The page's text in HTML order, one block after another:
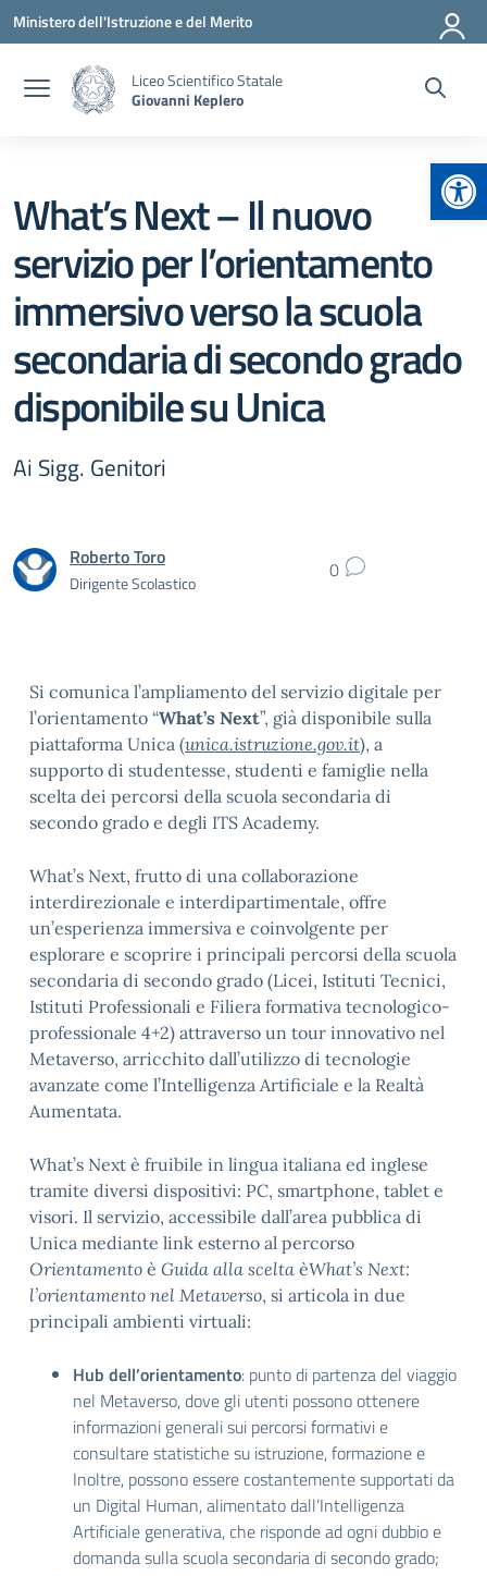
Vai ai contenuti
Vai al menu di navigazione
Vai al footer
Ministero dell'Istruzione e del Merito
Liceo Scientifico Statale
Giovanni Keplero
What’s Next – Il nuovo
servizio per l’orientamento
immersivo verso la scuola
secondaria di secondo grado
disponibile su Unica
Ai Sigg. Genitori
Roberto Toro
Dirigente Scolastico 0
Si comunica l’ampliamento del servizio digitale per
l’orientamento “What’s Next”, già disponibile sulla
piattaforma Unica (unica.istruzione.gov.it), a
supporto di studentesse, studenti e famiglie nella
scelta dei percorsi della scuola secondaria di
secondo grado e degli ITS Academy.
What’s Next, frutto di una collaborazione
interdirezionale e interdipartimentale, offre
un’esperienza immersiva e coinvolgente per
esplorare e scoprire i principali percorsi della scuola
secondaria di secondo grado (Licei, Istituti Tecnici,
Istituti Professionali e Filiera formativa tecnologico-
professionale 4+2) attraverso un tour innovativo nel
Metaverso, arricchito dall’utilizzo di tecnologie
avanzate come l’Intelligenza Artificiale e la Realtà
Aumentata.
What’s Next è fruibile in lingua italiana ed inglese
tramite diversi dispositivi: PC, smartphone, tablet e
visori. Il servizio, accessibile dall’area pubblica di
Unica mediante link esterno al percorso
Orientamento è Guida alla scelta èWhat’s Next:
l’orientamento nel Metaverso, si articola in due
principali ambienti virtuali:
Hub dell’orientamento: punto di partenza del viaggio
nel Metaverso, dove gli utenti possono ottenere
informazioni generali sui percorsi formativi e
consultare statistiche su istruzione, formazione e
Inoltre, possono essere costantemente supportati da
un Digital Human, alimentato dall’Intelligenza
Artificiale generativa, che risponde ad ogni dubbio e
domanda sulla scuola secondaria di secondo grado;